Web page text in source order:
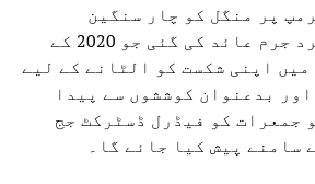
پر منگل کو چار سنگین
الزامات کے تحت فرد جرم عائد کی گئی جو 2020 کے
اپنی شکست کو الٹانے کے لیے
بدعنوان کوششوں سے پیدا
جمعرات کو فیڈرل ڈسٹرکٹ جج
سامنے پیش کیا جائے گا۔